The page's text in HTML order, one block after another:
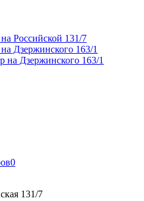
Российской 131/7
Дзержинского 163/1
на Дзержинского 163/1
0
131/7